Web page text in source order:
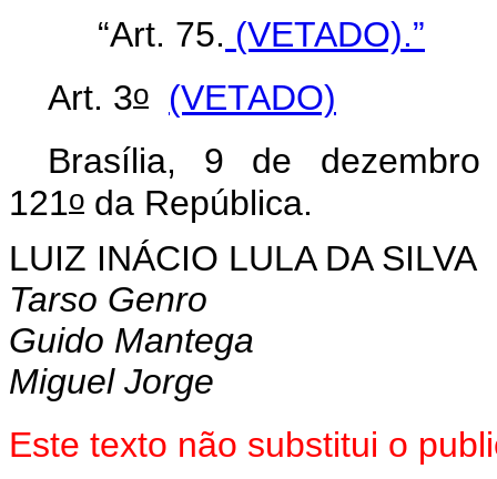
“Art. 75. (VETADO).”
Art. 3o
(VETADO)
Brasília, 9 de dezembro
121o da República.
LUIZ INÁCIO LULA DA SILVA
Tarso Genro
Guido Mantega
Miguel Jorge
Este texto não substitui o